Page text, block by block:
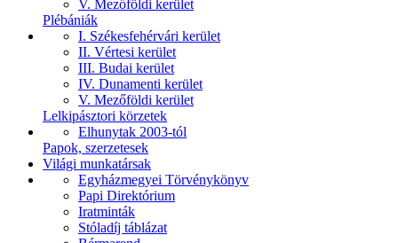
V. Mezőföldi kerület
Plébániák
I. Székesfehérvári kerület
II. Vértesi kerület
III. Budai kerület
IV. Dunamenti kerület
V. Mezőföldi kerület
Lelkipásztori körzetek
Elhunytak 2003-tól
Papok, szerzetesek
Világi munkatársak
Egyházmegyei Törvénykönyv
Papi Direktórium
Iratminták
Stóladíj táblázat